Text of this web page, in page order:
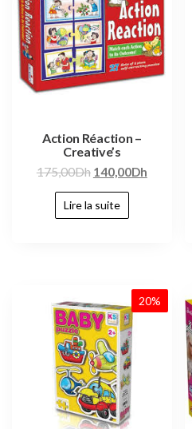
Action Réaction –
Creative’s
175,00Dh 140,00Dh
Lire la suite
20%